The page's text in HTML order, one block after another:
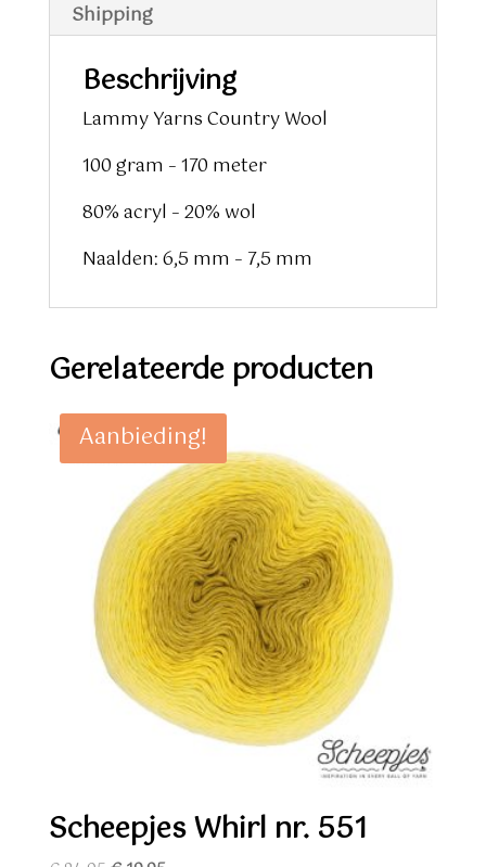
Shipping
Beschrijving
Lammy Yarns Country Wool
100 gram – 170 meter
80% acryl – 20% wol
Naalden: 6,5 mm – 7,5 mm
Gerelateerde producten
Aanbieding!
Scheepjes Whirl nr. 551